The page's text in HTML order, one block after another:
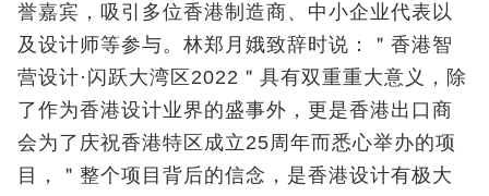
誉嘉宾，吸引多位香港制造商、中小企业代表以
及设计师等参与。林郑月娥致辞时说：＂香港智
营设计·闪跃大湾区2022＂具有双重重大意义，除
了作为香港设计业界的盛事外，更是香港出口商
会为了庆祝香港特区成立25周年而悉心举办的项
目，＂整个项目背后的信念，是香港设计有极大